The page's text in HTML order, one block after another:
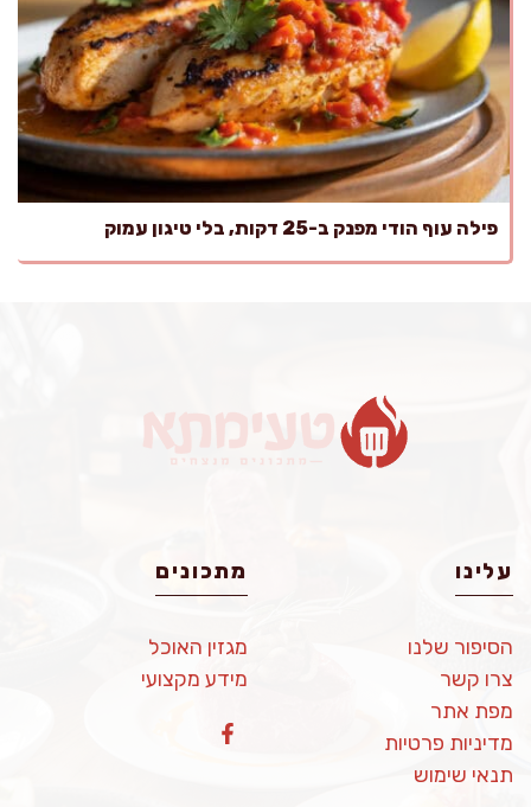
פילה עוף הודי מפנק ב-25 דקות, בלי טיגון עמוק
עלינו
הסיפור שלנו
צרו קשר
מפת אתר
מדיניות פרטיות
תנאי שימוש
מתכונים
מגזין האוכל
מידע מקצועי